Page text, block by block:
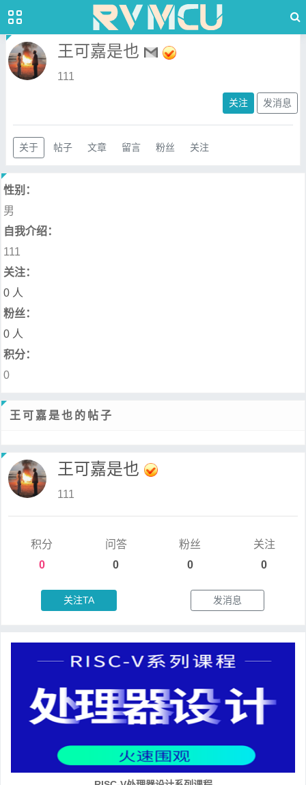
王可嘉是也
111
关注 发消息
关于 帖子 文章 留言 粉丝 关注
性别：
男
自我介绍：
111
关注：
0 人
粉丝：
0 人
积分：
0
王可嘉是也的帖子
王可嘉是也
111
积分
0
问答
0
粉丝
0
关注
0
关注TA 发消息